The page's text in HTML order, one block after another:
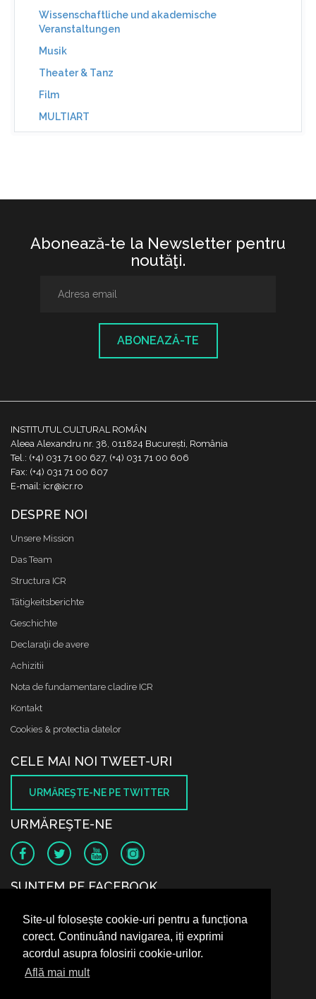
Site-ul folosește cookie-uri pentru a funcționa
corect. Continuând navigarea, iți exprimi
acordul asupra folosirii cookie-urilor.
Află mai mult
Wissenschaftliche und akademische
Veranstaltungen
Musik
Theater & Tanz
Film
MULTIART
Abonează-te la Newsletter pentru
noutăţi.
ABONEAZĂ-TE
INSTITUTUL CULTURAL ROMÂN
Aleea Alexandru nr. 38, 011824 București, România
Tel.: (+4) 031 71 00 627, (+4) 031 71 00 606
Fax: (+4) 031 71 00 607
E-mail: icr@icr.ro
DESPRE NOI
Unsere Mission
Das Team
Structura ICR
Tätigkeitsberichte
Geschichte
Declaraţii de avere
Achizitii
Nota de fundamentare cladire ICR
Kontakt
Cookies & protectia datelor
CELE MAI NOI TWEET-URI
URMĂREŞTE-NE PE TWITTER
URMĂREŞTE-NE
SUNTEM PE FACEBOOK